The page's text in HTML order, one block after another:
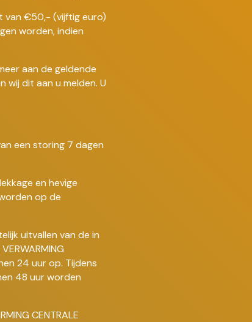
van €50,- (vijftig euro)
worden, indien
aan de geldende
wij dit aan u melden. U
een storing 7 dagen
en hevige
op de
uitvallen van de in
24 uur op. Tijdens
48 uur worden
CENTRALE